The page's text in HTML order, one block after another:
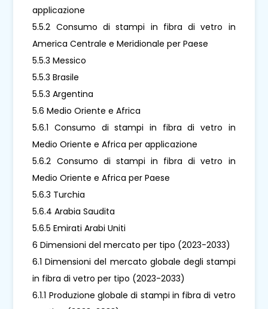
applicazione
5.5.2 Consumo di stampi in fibra di vetro in
America Centrale e Meridionale per Paese
5.5.3 Messico
5.5.3 Brasile
5.5.3 Argentina
5.6 Medio Oriente e Africa
5.6.1 Consumo di stampi in fibra di vetro in
Medio Oriente e Africa per applicazione
5.6.2 Consumo di stampi in fibra di vetro in
Medio Oriente e Africa per Paese
5.6.3 Turchia
5.6.4 Arabia Saudita
5.6.5 Emirati Arabi Uniti
6 Dimensioni del mercato per tipo (2023-2033)
6.1 Dimensioni del mercato globale degli stampi
in fibra di vetro per tipo (2023-2033)
6.1.1 Produzione globale di stampi in fibra di vetro